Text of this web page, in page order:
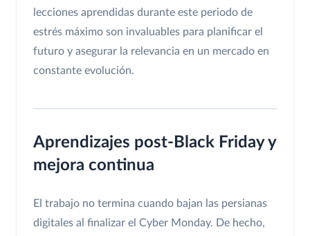
lecciones aprendidas durante este periodo de
estrés máximo son invaluables para planificar el
futuro y asegurar la relevancia en un mercado en
constante evolución.
Aprendizajes post-Black Friday y
mejora continua
El trabajo no termina cuando bajan las persianas
digitales al finalizar el Cyber Monday. De hecho,